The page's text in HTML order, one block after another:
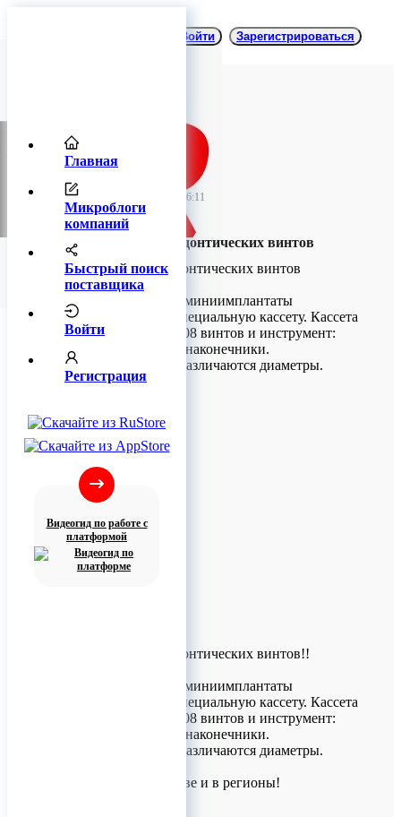
Главная
Микроблоги
компаний
Быстрый поиск
поставщика
Войти
Регистрация
Видеогид по работе с
платформой
Войти Зарегистрироваться
20 марта 2024 06:11
Кассета для ортодонтических винтов
Кассета для ортодонтических винтов
Ортодонтические миниимплантаты
укладываются в специальную кассету. Кассета
помещает в себя 108 винтов и инструмент:
Отвертки, сверла, наконечники.
По цвету винтов различаются диаметры.
Кассета для ортодонтических винтов!!
Ортодонтические миниимплантаты
укладываются в специальную кассету. Кассета
помещает в себя 108 винтов и инструмент:
Отвертки, сверла, наконечники.
По цвету винтов различаются диаметры.
Доставка по Москве и в регионы!